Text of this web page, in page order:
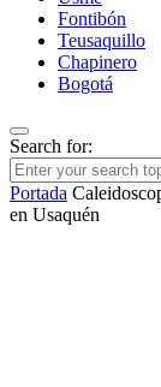
Fontibón
Teusaquillo
Chapinero
Bogotá
Search for:
Portada
en Usaquén